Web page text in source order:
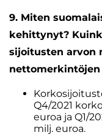
9. Miten
kehittynyt?
sijoitusten arvon
nettomerkintöjen
Q4/2021
euroa ja Q1/
milj. euroa.